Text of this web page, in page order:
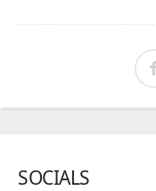
SOCIALS